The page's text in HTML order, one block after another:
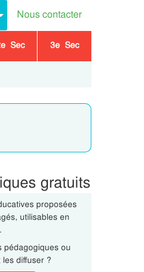
Nous contacter
Sec 3e Sec
gratuits
proposées
utilisables en
pédagogiques ou
diffuser ?